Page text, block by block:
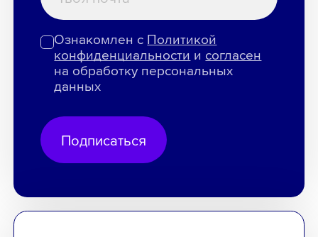
Ознакомлен с Политикой
конфиденциальности и согласен
на обработку персональных
данных
Подписаться